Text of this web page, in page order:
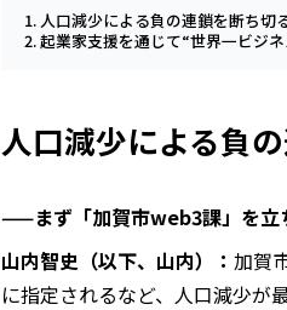
人口減少による負の連鎖を断ち切
起業家支援を通じて“世界一ビジ
人口減少による負
——まず「加賀市web3課」を立
山内智史（以下、山内）： 加賀
に指定されるなど、人口減少が